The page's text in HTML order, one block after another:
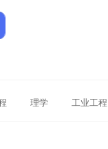
理学 工业工程